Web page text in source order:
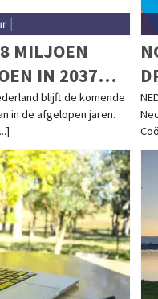
MILJOEN
IN 2037
blijft de komende
in de afgelopen jaren.